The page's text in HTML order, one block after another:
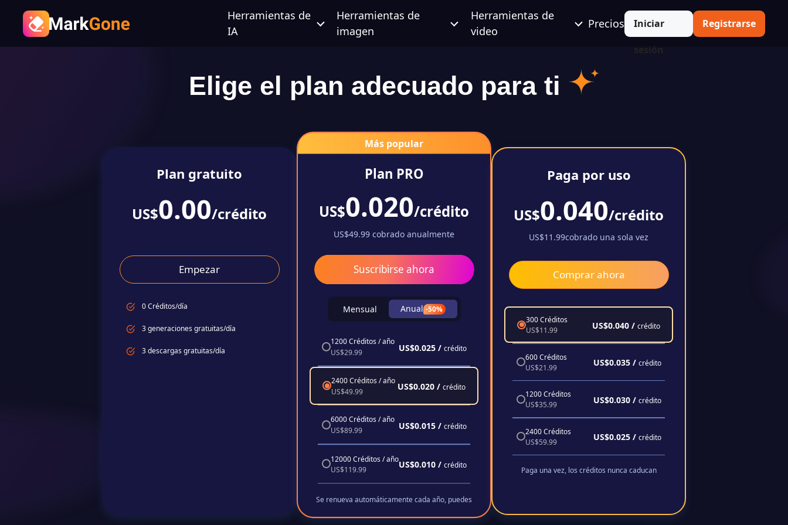
Herramientas de
IA
Herramientas de
imagen
Herramientas de
video
Precios Iniciar
sesión
Registrarse
Elige el plan adecuado para ti
Plan gratuito
US$0.00/crédito
Empezar
0 Créditos/día
3 generaciones gratuitas/día
3 descargas gratuitas/día
Plan PRO
US$0.020/crédito
US$49.99 cobrado anualmente
Suscribirse ahora
Mensual Anual -50%
1200 Créditos / año
US$29.99 US$0.025 / crédito
2400 Créditos / año
US$49.99 US$0.020 / crédito
6000 Créditos / año
US$89.99 US$0.015 / crédito
12000 Créditos / año
US$119.99
US$0.010 / crédito
Se renueva automáticamente cada año, puedes
Más popular
Paga por uso
US$0.040/crédito
US$11.99cobrado una sola vez
Comprar ahora
300 Créditos
US$11.99
US$0.040 / crédito
600 Créditos
US$21.99
US$0.035 / crédito
1200 Créditos
US$35.99
US$0.030 / crédito
2400 Créditos
US$59.99
US$0.025 / crédito
Paga una vez, los créditos nunca caducan